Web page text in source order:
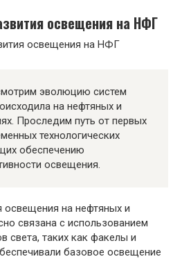
освещения на НФГ
эволюцию систем
на нефтяных и
Проследим путь от первых
технологических
обеспечению
освещения.
освещения на нефтяных и
связана с использованием
света, таких как факелы и
базовое освещение